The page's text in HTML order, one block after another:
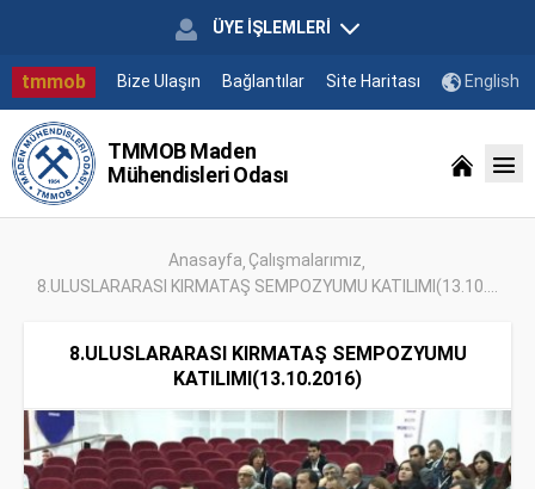
ÜYE İŞLEMLERİ
tmmob Bize Ulaşın Bağlantılar Site Haritası English
TMMOB Maden
Mühendisleri Odası
Anasayfa Çalışmalarımız
8.ULUSLARARASI KIRMATAŞ SEMPOZYUMU KATILIMI(13.10....
8.ULUSLARARASI KIRMATAŞ SEMPOZYUMU
KATILIMI(13.10.2016)